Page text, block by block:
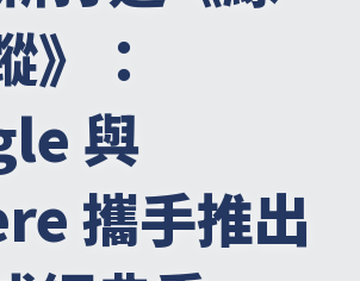
絡
》：
與
攜手推出